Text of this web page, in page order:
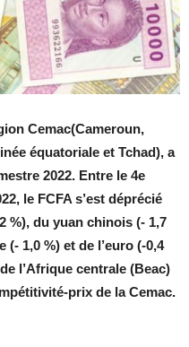
Cemac(Cameroun,
équatoriale et Tchad), a
2022. Entre le 4e
le FCFA s’est déprécié
%), du yuan chinois (- 1,7
1,0 %) et de l’euro (-0,4
l’Afrique centrale (Beac)
prix de la Cemac.